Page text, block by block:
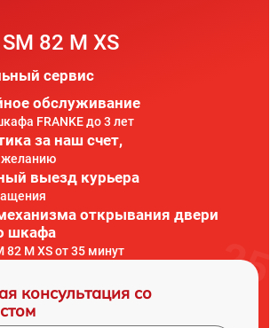
82 M XS
сервис
обслуживание
FRANKE до 3 лет
за наш счет,
желанию
выезд курьера
открывания двери
шкафа
82 M XS от 35 минут
консультация со